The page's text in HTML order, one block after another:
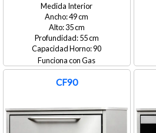
Medida Interior
49
35
55
90
Gas
CF90